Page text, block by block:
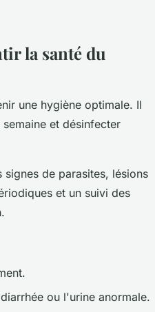
la santé du
une hygiène optimale. Il
et désinfecter
de parasites, lésions
et un suivi des
ou l'urine anormale.